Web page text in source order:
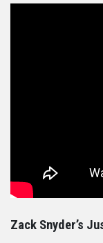
Zack Snyder’s